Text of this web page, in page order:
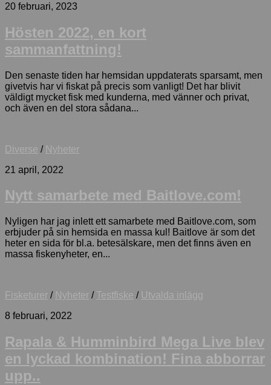
20 februari, 2023
Hösten 2022, en kort
sammanfattning!
Den senaste tiden har hemsidan uppdaterats sparsamt, men
givetvis har vi fiskat på precis som vanligt! Det har blivit
väldigt mycket fisk med kunderna, med vänner och privat,
och även en del stora sådana...
Diverse / Nyheter
21 april, 2022
Nytt samarbete med Baitlove.com!
Nyligen har jag inlett ett samarbete med Baitlove.com, som
erbjuder på sin hemsida en massa kul! Baitlove är som det
heter en sida för bl.a. betesälskare, men det finns även en
massa fiskenyheter, en...
Fisketurer / Nyheter / Testfiske / Utvalda inlägg
8 februari, 2022
Rapala & Humminbird Mega Live blev
en lyckad kombination! Fina abborrar
upp..